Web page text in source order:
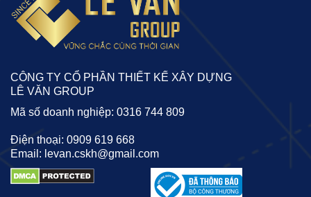
CÔNG TY CỔ PHẦN THIẾT KẾ XÂY DỰNG
LÊ VĂN GROUP
Mã số doanh nghiệp: 0316 744 809
Điện thoại: 0909 619 668
Email: levan.cskh@gmail.com